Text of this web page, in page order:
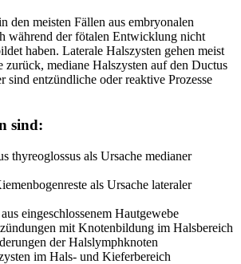
den meisten Fällen aus embryonalen
während der fötalen Entwicklung nicht
haben. Laterale Halszysten gehen meist
zurück, mediane Halszysten auf den Ductus
sind entzündliche oder reaktive Prozesse
sind:
thyreoglossus als Ursache medianer
als Ursache lateraler
eingeschlossenem Hautgewebe
mit Knotenbildung im Halsbereich
der Halslymphknoten
im Hals- und Kieferbereich